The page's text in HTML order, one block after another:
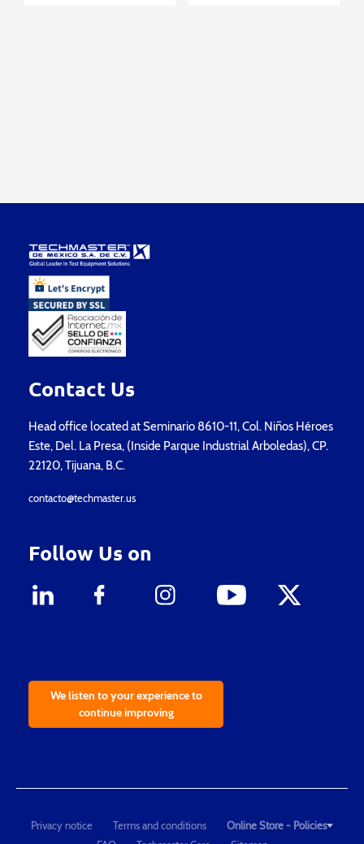
Contact Us
Head office located at Seminario 8610-11, Col. Niños Héroes
Este, Del. La Presa, (Inside Parque Industrial Arboledas), CP.
22120, Tijuana, B.C.
contacto@techmaster.us
Follow Us on
We listen to your experience to
continue improving
Privacy notice Terms and conditions
Online Store - Policies